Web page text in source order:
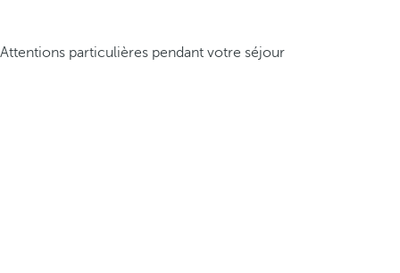
Attentions particulières pendant votre séjour